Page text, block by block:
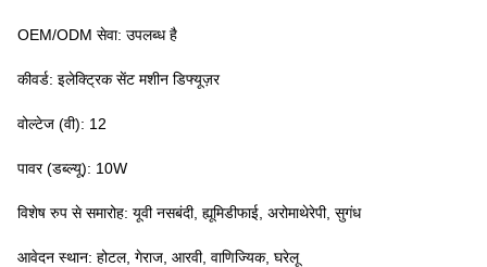
OEM/ODM सेवा: उपलब्ध है
कीवर्ड: इलेक्ट्रिक सेंट मशीन डिफ्यूज़र
वोल्टेज (वी): 12
पावर (डब्ल्यू): 10W
विशेष रुप से समारोह: यूवी नसबंदी, ह्यूमिडीफाई, अरोमाथेरेपी, सुगंध
आवेदन स्थान: होटल, गेराज, आरवी, वाणिज्यिक, घरेलू